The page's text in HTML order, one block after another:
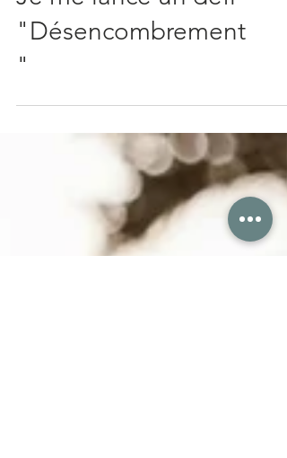
Je me lance un défi
"Désencombrement